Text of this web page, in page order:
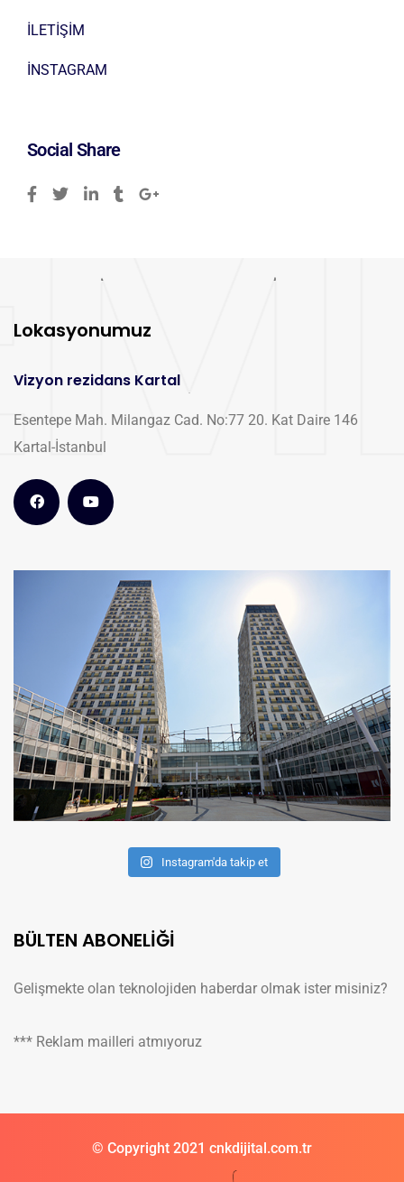
İLETİŞİM
İNSTAGRAM
Social Share
Lokasyonumuz
Vizyon rezidans Kartal
Esentepe Mah. Milangaz Cad. No:77 20. Kat Daire 146
Kartal-İstanbul
Instagram'da takip et
BÜLTEN ABONELİĞİ
Gelişmekte olan teknolojiden haberdar olmak ister misiniz?
*** Reklam mailleri atmıyoruz
© Copyright 2021 cnkdijital.com.tr